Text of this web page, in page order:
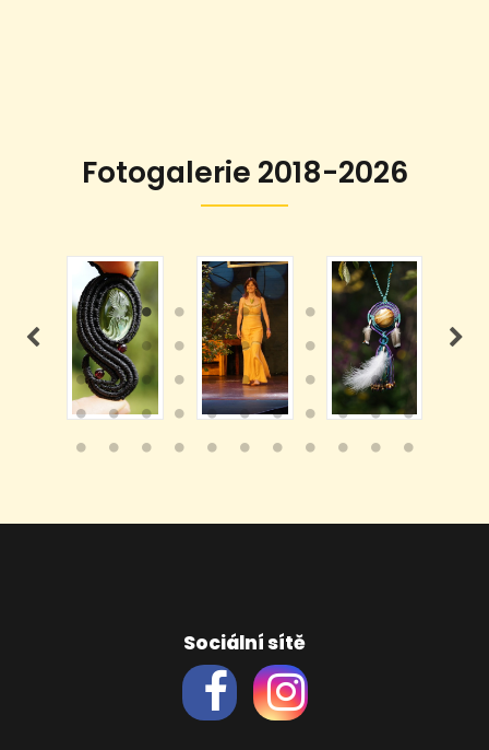
Fotogalerie 2018-2026
Sociální sítě